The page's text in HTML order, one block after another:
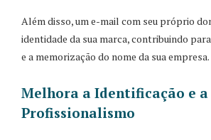
Além disso, um e-mail com seu próprio
identidade da sua marca, contribuindo
e a memorização do nome da sua empresa.
Melhora a Identificação e a
Profissionalismo